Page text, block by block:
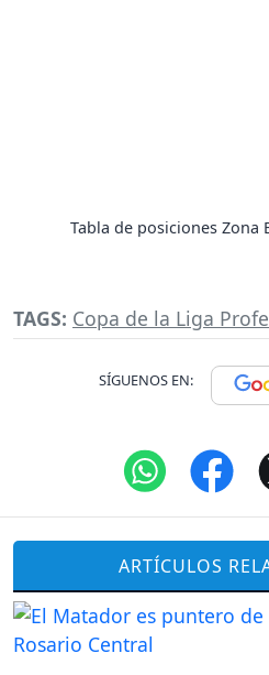
Tabla de posiciones
TAGS: Copa de la Liga
SÍGUENOS EN:
ARTÍCULOS